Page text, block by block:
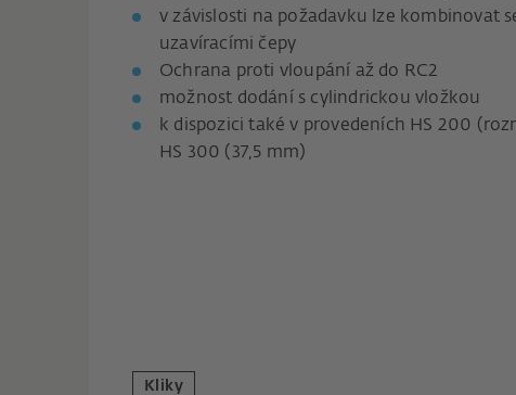
v závislosti na požadavku lze kombinovat
uzavíracími čepy
Ochrana proti vloupání až do RC2
možnost dodání s cylindrickou vložkou
k dispozici také v provedeních HS 200
HS 300 (37,5 mm)
Kliky